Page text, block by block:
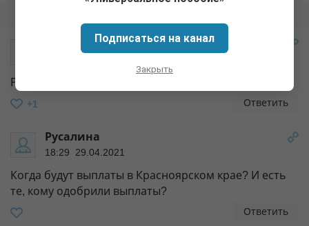
Республика Коми, когда будут детские за май?
+1 Ответить
Русалина
18:29 29.04.2021
Когда будут выплаты в Красноярском крае? И есть
те, кому одобрили выплаты?
Ответить
Подписаться на канал
Закрыть